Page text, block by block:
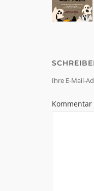
Ihre E-Mail-
Kommentar